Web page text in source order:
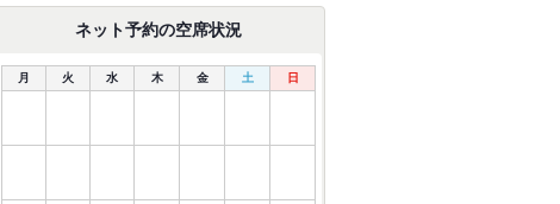
ネット予約の空席状況
月 火 水 木 金 土 日